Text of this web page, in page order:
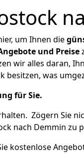
um Ihnen die
und Preise
wir alles daran,
besitzen, was
für Sie.
Zögern Sie
nach Demmin zu
kostenlose